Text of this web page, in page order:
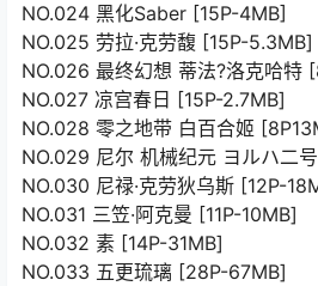
NO.024 黑化Saber [15P-4MB]
NO.025 劳拉·克劳馥 [15P-5.3MB]
NO.026 最终幻想 蒂法?洛克哈特
NO.027 凉宫春日 [15P-2.7MB]
NO.028 零之地带 白百合姬
NO.029 尼尔 机械纪元 ヨルハ二
NO.030 尼禄·克劳狄乌斯 [12P-
NO.031 三笠·阿克曼 [11P-10MB]
NO.032 素 [14P-31MB]
NO.033 五更琉璃 [28P-67MB]